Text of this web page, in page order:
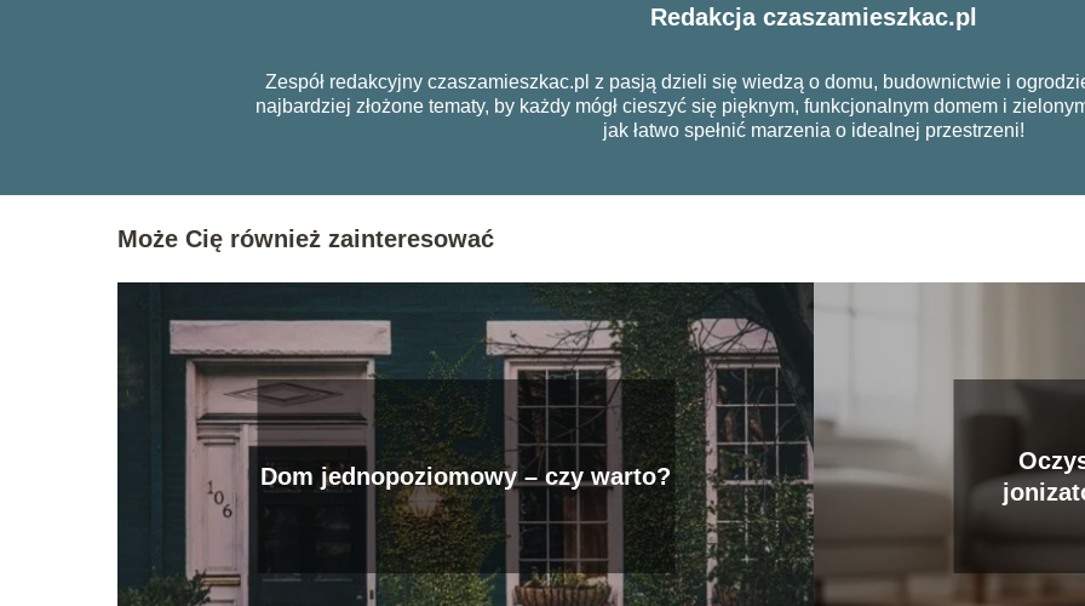
Redakcja czaszamieszkac.pl
Zespół redakcyjny czaszamieszkac.pl z pasją dzieli się wiedzą o domu, budownictwie i
najbardziej złożone tematy, by każdy mógł cieszyć się pięknym, funkcjonalnym domem i
jak łatwo spełnić marzenia o idealnej przestrzeni!
Może Cię również zainteresować
Dom jednopoziomowy – czy warto?